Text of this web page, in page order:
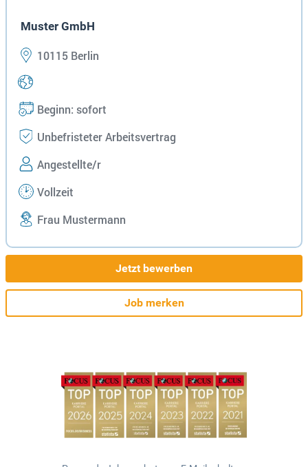
Muster GmbH
10115 Berlin
Beginn: sofort
Unbefristeter Arbeitsvertrag
Angestellte/r
Vollzeit
Frau Mustermann
Jetzt bewerben
Job merken